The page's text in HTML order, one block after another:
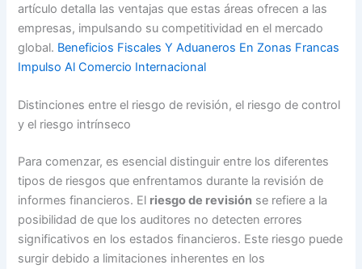
artículo detalla las ventajas que estas áreas ofrecen a las
empresas, impulsando su competitividad en el mercado
global. Beneficios Fiscales Y Aduaneros En Zonas Francas
Impulso Al Comercio Internacional
Distinciones entre el riesgo de revisión, el riesgo de control
y el riesgo intrínseco
Para comenzar, es esencial distinguir entre los diferentes
tipos de riesgos que enfrentamos durante la revisión de
informes financieros. El riesgo de revisión se refiere a la
posibilidad de que los auditores no detecten errores
significativos en los estados financieros. Este riesgo puede
surgir debido a limitaciones inherentes en los